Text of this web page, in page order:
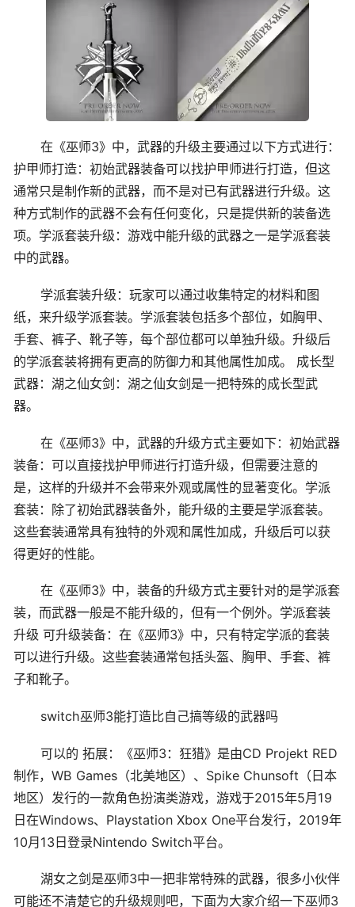
在《巫师3》中，武器的升级主要通过以下方式进行：
护甲师打造：初始武器装备可以找护甲师进行打造，但这
通常只是制作新的武器，而不是对已有武器进行升级。这
种方式制作的武器不会有任何变化，只是提供新的装备选
项。学派套装升级：游戏中能升级的武器之一是学派套装
中的武器。
学派套装升级：玩家可以通过收集特定的材料和图
纸，来升级学派套装。学派套装包括多个部位，如胸甲、
手套、裤子、靴子等，每个部位都可以单独升级。升级后
的学派套装将拥有更高的防御力和其他属性加成。 成长型
武器：湖之仙女剑：湖之仙女剑是一把特殊的成长型武
器。
在《巫师3》中，武器的升级方式主要如下：初始武器
装备：可以直接找护甲师进行打造升级，但需要注意的
是，这样的升级并不会带来外观或属性的显著变化。学派
套装：除了初始武器装备外，能升级的主要是学派套装。
这些套装通常具有独特的外观和属性加成，升级后可以获
得更好的性能。
在《巫师3》中，装备的升级方式主要针对的是学派套
装，而武器一般是不能升级的，但有一个例外。学派套装
升级 可升级装备：在《巫师3》中，只有特定学派的套装
可以进行升级。这些套装通常包括头盔、胸甲、手套、裤
子和靴子。
switch巫师3能打造比自己搞等级的武器吗
可以的 拓展：《巫师3：狂猎》是由CD Projekt RED
制作，WB Games（北美地区）、Spike Chunsoft（日本
地区）发行的一款角色扮演类游戏，游戏于2015年5月19
日在Windows、Playstation Xbox One平台发行，2019年
10月13日登录Nintendo Switch平台。
湖女之剑是巫师3中一把非常特殊的武器，很多小伙伴
可能还不清楚它的升级规则吧，下面为大家介绍一下巫师3